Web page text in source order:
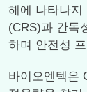
해에 나타나지
(CRS)과 간독
하며 안전성
바이오엔텍은